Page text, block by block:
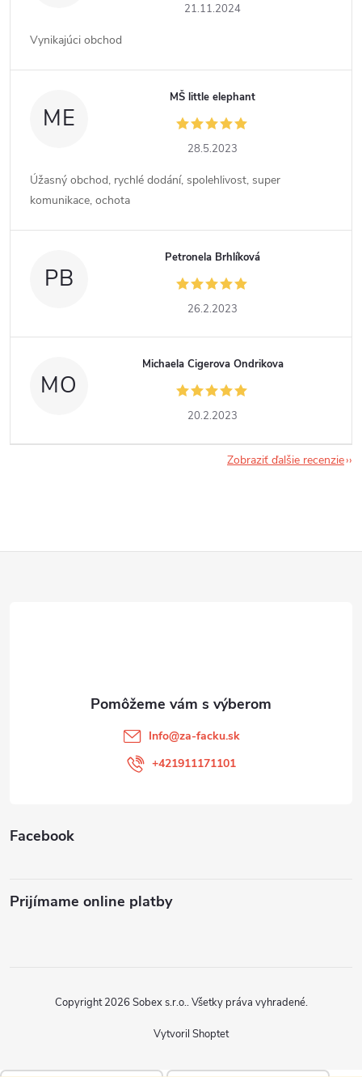
21.11.2024
Vynikajúci obchod
ME
MŠ little elephant
28.5.2023
Úžasný obchod, rychlé dodání, spolehlivost, super
komunikace, ochota
PB
Petronela Brhlíková
26.2.2023
MO
Michaela Cigerova Ondrikova
20.2.2023
Zobraziť ďalšie recenzie
Facebook
Prijímame online platby
Info@za-facku.sk
+421911171101
Vytvoril Shoptet
Copyright 2026 Sobex s.r.o.. Všetky práva vyhradené.